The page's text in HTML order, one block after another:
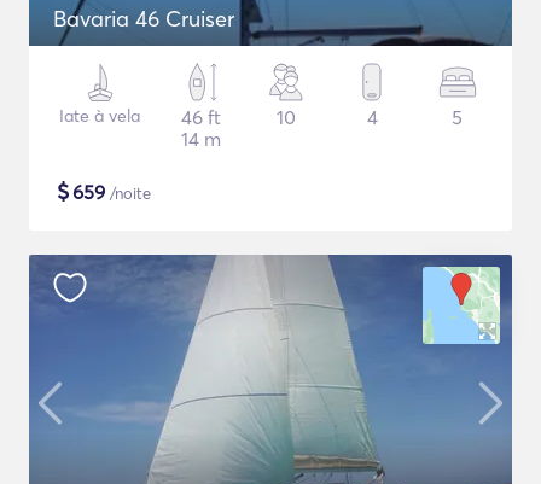
Bavaria 46 Cruiser
Iate à vela
46 ft
14 m
10 4 5
$659 /noite